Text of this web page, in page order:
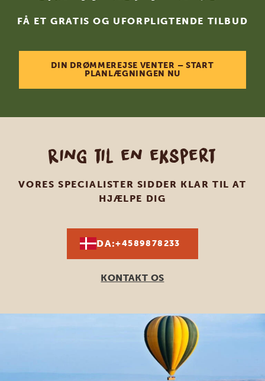
FÅ ET GRATIS OG UFORPLIGTENDE TILBUD
DIN DRØMMEREJSE VENTER – START
PLANLÆGNINGEN NU
Ring til en ekspert
VORES SPECIALISTER SIDDER KLAR TIL AT
HJÆLPE DIG
DA:+4589878233
KONTAKT OS